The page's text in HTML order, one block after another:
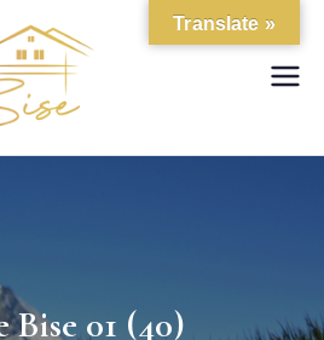
Location de chalet de
Bise 01 (40)
Translate »